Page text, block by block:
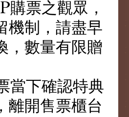
購票之觀眾，
機制，請盡早
，數量有限贈
當下確認特典
離開售票櫃台